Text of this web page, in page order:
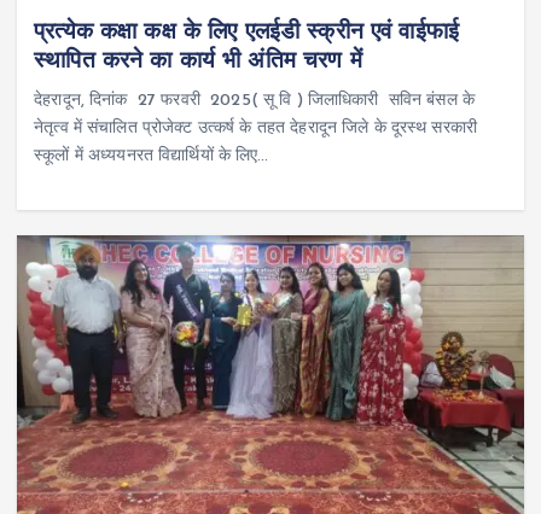
प्रत्येक कक्षा कक्ष के लिए एलईडी स्क्रीन एवं वाईफाई
स्थापित करने का कार्य भी अंतिम चरण में
देहरादून, दिनांक 27 फरवरी 2025( सू वि ) जिलाधिकारी सविन बंसल के
नेतृत्व में संचालित प्रोजेक्ट उत्कर्ष के तहत देहरादून जिले के दूरस्थ सरकारी
स्कूलों में अध्ययनरत विद्यार्थियों के लिए…